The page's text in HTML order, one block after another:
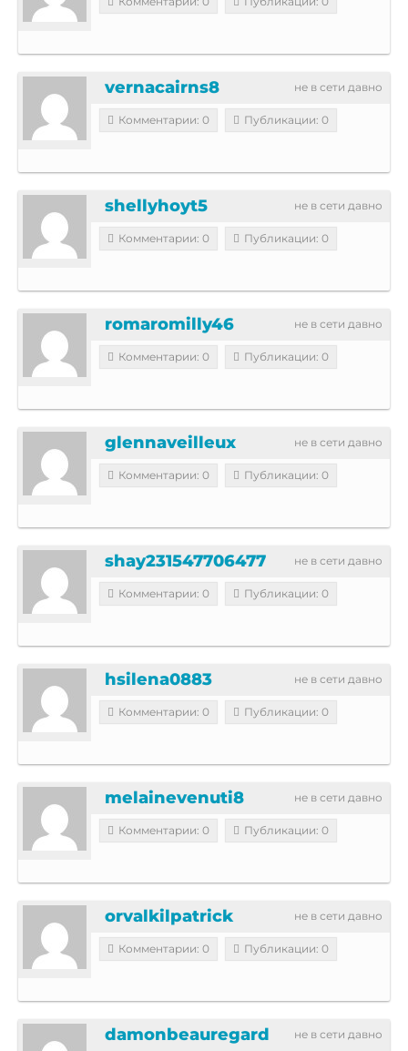
не в сети давно
vernacairns8
Комментарии: 0 Публикации: 0
не в сети давно
shellyhoyt5
Комментарии: 0 Публикации: 0
не в сети давно
romaromilly46
Комментарии: 0 Публикации: 0
не в сети давно
glennaveilleux
Комментарии: 0 Публикации: 0
не в сети давно
shay231547706477
Комментарии: 0 Публикации: 0
не в сети давно
hsilena0883
Комментарии: 0 Публикации: 0
не в сети давно
melainevenuti8
Комментарии: 0 Публикации: 0
не в сети давно
orvalkilpatrick
Комментарии: 0 Публикации: 0
не в сети давно
damonbeauregard